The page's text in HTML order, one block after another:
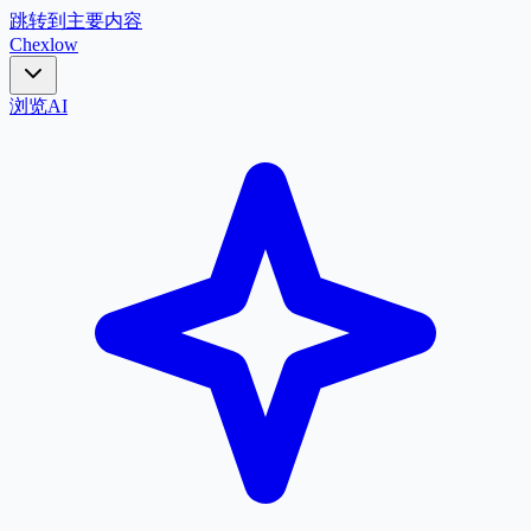
跳转到主要内容
Chexlow
浏览AI